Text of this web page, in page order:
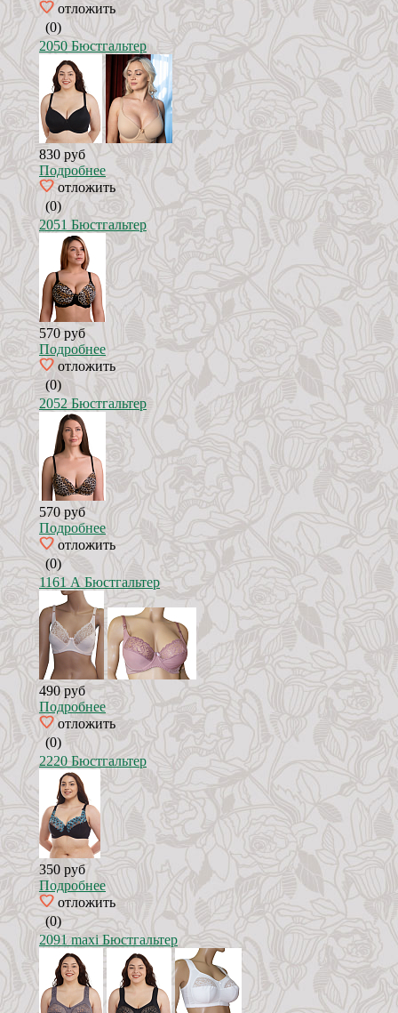
отложить
(0)
2050 Бюстгальтер
830 руб
Подробнее
отложить
(0)
2051 Бюстгальтер
570 руб
Подробнее
отложить
(0)
2052 Бюстгальтер
570 руб
Подробнее
отложить
(0)
1161 А Бюстгальтер
490 руб
Подробнее
отложить
(0)
2220 Бюстгальтер
350 руб
Подробнее
отложить
(0)
2091 maxi Бюстгальтер